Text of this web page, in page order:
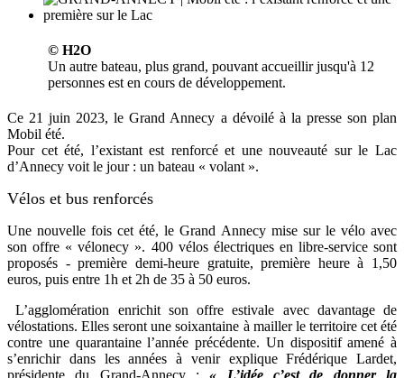
© H2O
Un autre bateau, plus grand, pouvant accueillir jusqu'à 12
personnes est en cours de développement.
Ce 21 juin 2023, le Grand Annecy a dévoilé à la presse son plan
Mobil été.
Pour cet été, l’existant est renforcé et une nouveauté sur le Lac
d’Annecy voit le jour : un bateau « volant ».
Vélos et bus renforcés
Une nouvelle fois cet été, le Grand Annecy mise sur le vélo avec
son offre « vélonecy ». 400 vélos électriques en libre-service sont
proposés - première demi-heure gratuite, première heure à 1,50
euros, puis entre 1h et 2h de 35 à 50 euros.
L’agglomération enrichit son offre estivale avec davantage de
vélostations. Elles seront une soixantaine à mailler le territoire cet été
contre une quarantaine l’année précédente. Un dispositif amené à
s’enrichir dans les années à venir explique Frédérique Lardet,